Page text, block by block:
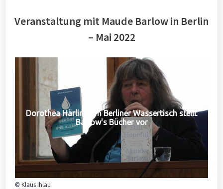
Veranstaltung mit Maude Barlow in Berlin
– Mai 2022
Dorothea Härlin vom Berliner Wassertisch stellt
Barlow's Bücher vor
© Klaus Ihlau